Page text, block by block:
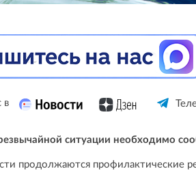
в
ситуации необходимо
продолжаются профилактические